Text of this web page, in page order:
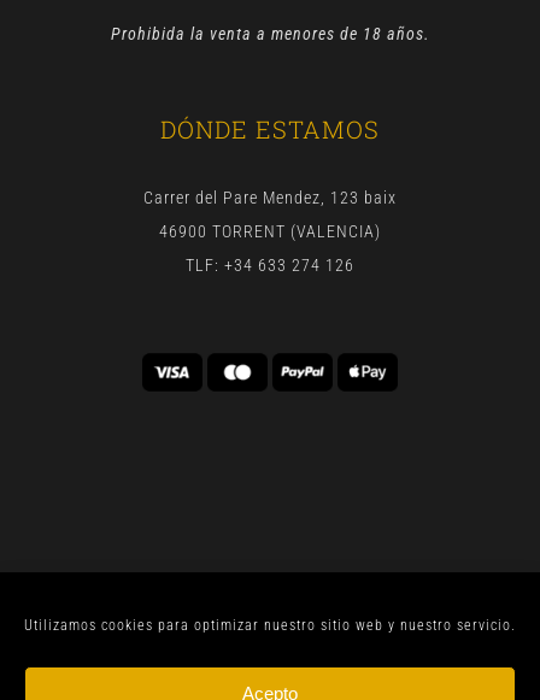
Utilizamos cookies para optimizar nuestro sitio web y nuestro servicio.
Acepto
Prohibida la venta a menores de 18 años.
DÓNDE ESTAMOS
Carrer del Pare Mendez, 123 baix
46900 TORRENT (VALENCIA)
TLF: +34 633 274 126
LOS DERECHOS RESERVADOS | BY